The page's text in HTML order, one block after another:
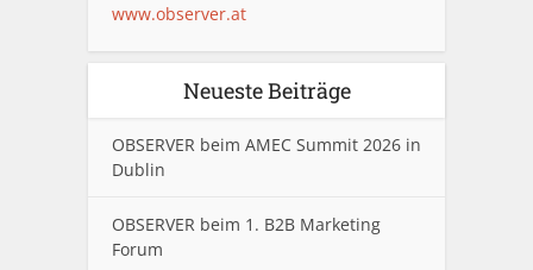
www.observer.at
Neueste Beiträge
OBSERVER beim AMEC Summit 2026 in
Dublin
OBSERVER beim 1. B2B Marketing
Forum